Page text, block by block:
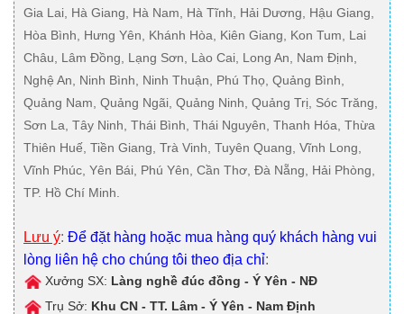
Gia Lai, Hà Giang, Hà Nam, Hà Tĩnh, Hải Dương, Hậu Giang,
Hòa Bình, Hưng Yên, Khánh Hòa, Kiên Giang, Kon Tum, Lai
Châu, Lâm Đồng, Lạng Sơn, Lào Cai, Long An, Nam Định,
Nghệ An, Ninh Bình, Ninh Thuận, Phú Thọ, Quảng Bình,
Quảng Nam, Quảng Ngãi, Quảng Ninh, Quảng Trị, Sóc Trăng,
Sơn La, Tây Ninh, Thái Bình, Thái Nguyên, Thanh Hóa, Thừa
Thiên Huế, Tiền Giang, Trà Vinh, Tuyên Quang, Vĩnh Long,
Vĩnh Phúc, Yên Bái, Phú Yên, Cần Thơ, Đà Nẵng, Hải Phòng,
TP. Hồ Chí Minh.
Lưu ý: Để đặt hàng hoặc mua hàng quý khách hàng vui
lòng liên hệ cho chúng tôi theo địa chỉ:
Xưởng SX: Làng nghề đúc đồng - Ý Yên - NĐ
Trụ Sở: Khu CN - TT. Lâm - Ý Yên - Nam Định